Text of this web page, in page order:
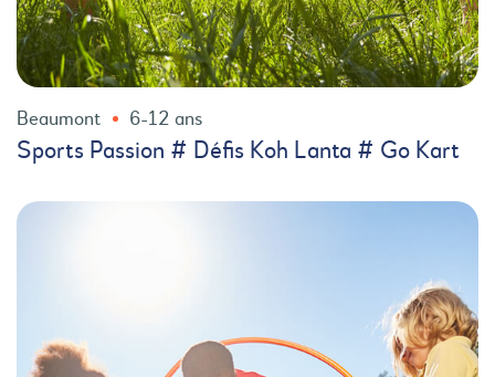
Beaumont 6-12 ans
Sports Passion # Défis Koh Lanta # Go Kart